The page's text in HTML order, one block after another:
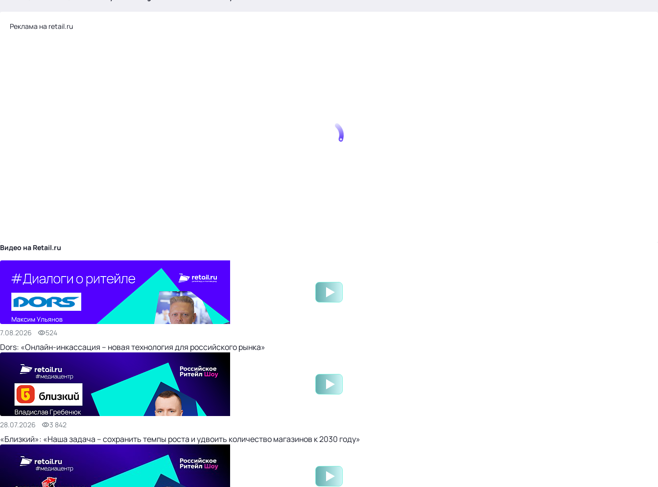
Реклама на retail.ru
Видео на Retail.ru
7.08.2026 524
Dors: «Онлайн-инкассация – новая технология для российского рынка»
28.07.2026 3 842
«Близкий»: «Наша задача – сохранить темпы роста и удвоить количество магазинов к 2030 году»